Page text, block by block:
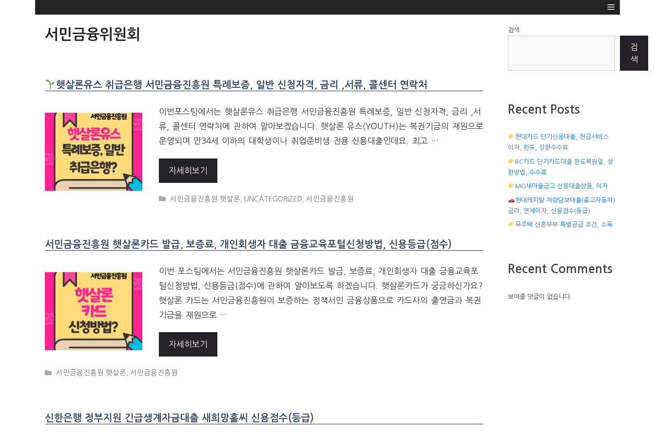
서민금융위원회
햇살론유스 취급은행 서민금융진흥원 특례보증, 일반 신청자격, 금리 ,서류, 콜센터 연락처
이번포스팅에서는 햇살론유스 취급은행 서민금융진흥원 특례보증, 일반 신청자격, 금리 ,서
류, 콜센터 연락처에 관하여 알아보겠습니다. 햇살론 유스(YOUTH)는 복권기금의 재원으로
운영되며 만34세 이하의 대학생이나 취업준비생 전용 신용대출인데요. 최고 …
자세히보기
CATEGORIES
서민금융진흥원 햇살론 UNCATEGORIZED ,서민금융진흥원
서민금융진흥원 햇살론카드 발급, 보증료, 개인회생자 대출 금융교육포털신청방법, 신용등급(점수)
이번 포스팅에서는 서민금융진흥원 햇살론카드 발급, 보증료, 개인회생자 대출 금융교육포
털신청방법, 신용등급(점수)에 관하여 알아보도록 하겠습니다. 햇살론카드가 궁금하신가요?
햇살론 카드는 서민금융진흥원이 보증하는 정책서민 금융상품으로 카드사의 출연금과 복권
기금을 재원으로 …
자세히보기
CATEGORIES
서민금융진흥원 햇살론 ,서민금융진흥원
신한은행 정부지원 긴급생계자금대출 새희망홀씨 신용점수(등급)
검색
검
색
Recent Posts
현대카드 단기신용대출, 현금서비스
이자, 한도, 상환수수료
BC카드 단기카드대출 한도복원일, 상
환방법, 수수료
MG새마을금고 신용대출상품, 이자
현대캐피탈 차량담보대출(중고자동차)
금리, 연체이자, 신용점수(등급)
무주택 신혼부부 특별공급 조건, 소득
Recent Comments
보여줄 댓글이 없습니다.